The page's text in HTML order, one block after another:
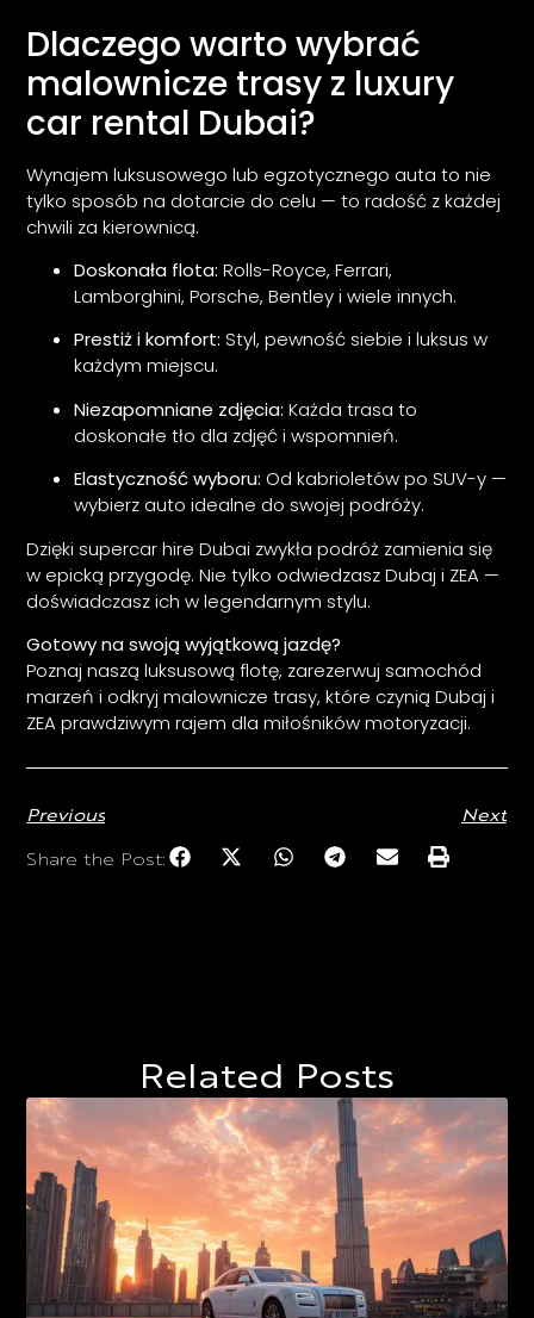
Dlaczego warto wybrać
malownicze trasy z luxury
car rental Dubai?
Wynajem luksusowego lub egzotycznego auta to nie
tylko sposób na dotarcie do celu — to radość z każdej
chwili za kierownicą.
Doskonała flota: Rolls-Royce, Ferrari,
Lamborghini, Porsche, Bentley i wiele innych.
Prestiż i komfort: Styl, pewność siebie i luksus w
każdym miejscu.
Niezapomniane zdjęcia: Każda trasa to
doskonałe tło dla zdjęć i wspomnień.
Elastyczność wyboru: Od kabrioletów po SUV-y —
wybierz auto idealne do swojej podróży.
Dzięki supercar hire Dubai zwykła podróż zamienia się
w epicką przygodę. Nie tylko odwiedzasz Dubaj i ZEA —
doświadczasz ich w legendarnym stylu.
Gotowy na swoją wyjątkową jazdę?
Poznaj naszą luksusową flotę, zarezerwuj samochód
marzeń i odkryj malownicze trasy, które czynią Dubaj i
ZEA prawdziwym rajem dla miłośników motoryzacji.
Previous Next
Share the Post:
Related Posts